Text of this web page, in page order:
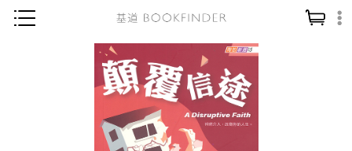
神學／教義
讀經／研經
信仰入門